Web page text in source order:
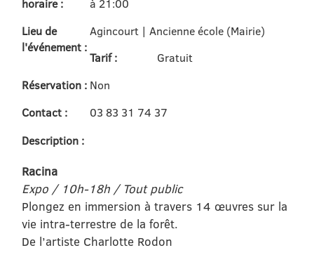
horaire :
à 21:00
Lieu de
l'événement :
Agincourt | Ancienne école (Mairie)
Tarif :
Gratuit
Réservation : Non
Contact :
03 83 31 74 37
Description :
Racina
Expo / 10h-18h / Tout public
Plongez en immersion à travers 14 œuvres sur la
vie intra-terrestre de la forêt.
De l’artiste Charlotte Rodon